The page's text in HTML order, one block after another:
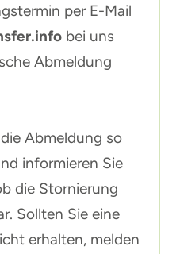
per E-Mail
bei uns
Abmeldung
Abmeldung so
informieren Sie
die Stornierung
Sollten Sie eine
erhalten, melden